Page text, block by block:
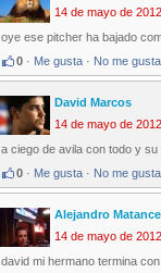
14 de mayo de
oye ese pitcher ha bajado
0 · Me gusta · No me gusta
David Marcos
14 de mayo de
a ciego de avila con todo y
0 · Me gusta · No me gusta
Alejandro
14 de mayo de
david mi hermano termina